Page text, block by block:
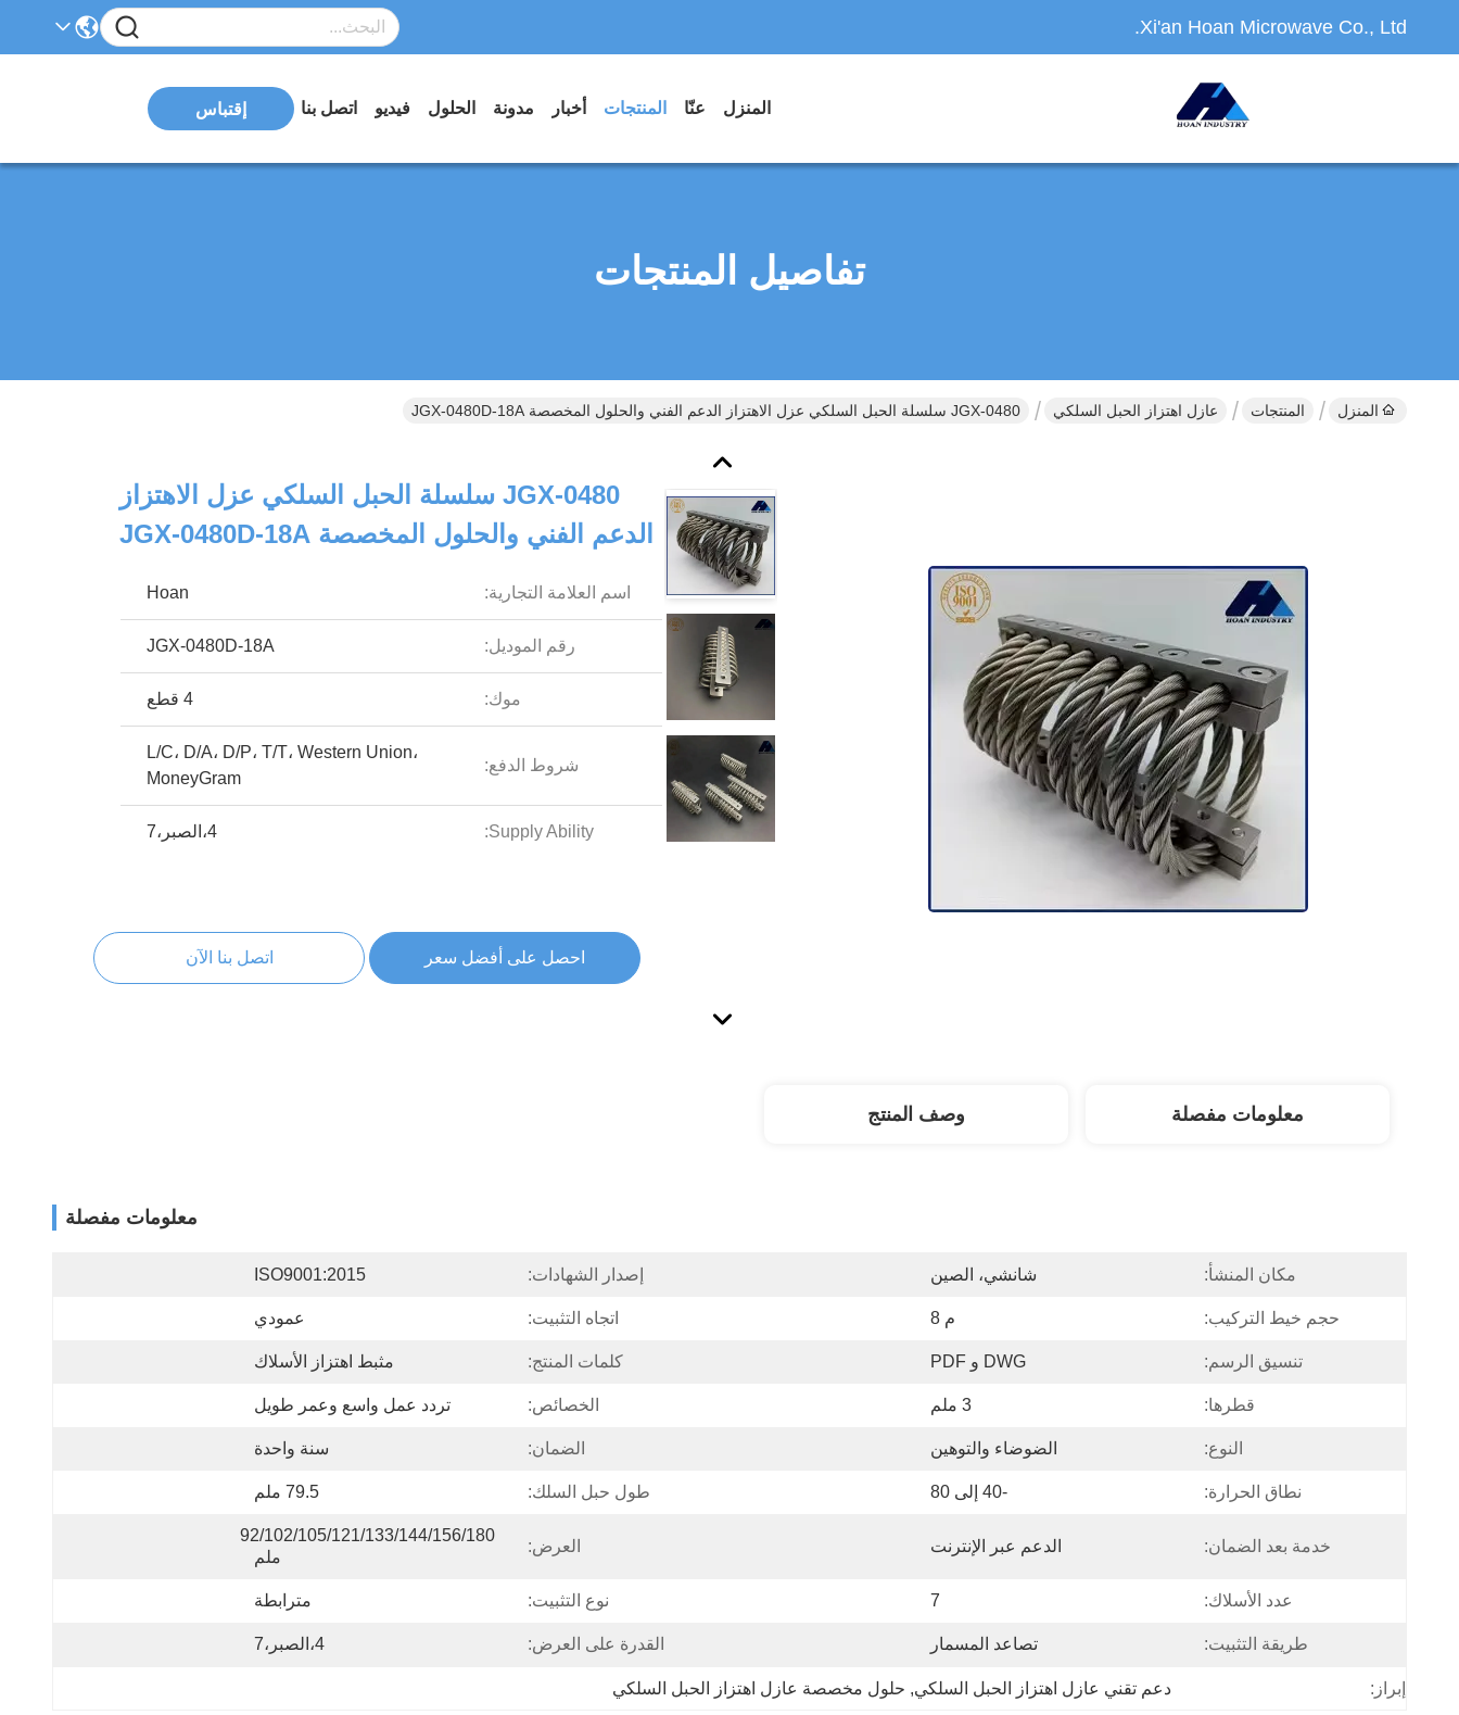
Xi'an Hoan Microwave Co., Ltd.
المنزل عنّا المنتجات أخبار مدونة الحلول فيديو اتصل بنا إقتباس
تفاصيل المنتجات
المنزل المنتجات عازل اهتزاز الحبل السلكي JGX-0480 سلسلة الحبل السلكي عزل الاهتزاز الدعم الفني والحلول المخصصة JGX-0480D-18A
JGX-0480 سلسلة الحبل السلكي عزل الاهتزاز
الدعم الفني والحلول المخصصة JGX-0480D-18A
اسم العلامة التجارية: Hoan
رقم الموديل: JGX-0480D-18A
موك: 4 قطع
شروط الدفع:
L/C، D/A، D/P، T/T، Western Union،
MoneyGram
Supply Ability: 4،الصبر،7
احصل على أفضل سعر اتصل بنا الآن
معلومات مفصلة وصف المنتج
معلومات مفصلة
مكان المنشأ: شانشي، الصين إصدار الشهادات: ISO9001:2015
حجم خيط التركيب: م 8 اتجاه التثبيت: عمودي
تنسيق الرسم: DWG و PDF كلمات المنتج: مثبط اهتزاز الأسلاك
قطرها: 3 ملم الخصائص: تردد عمل واسع وعمر طويل
النوع: الضوضاء والتوهين الضمان: سنة واحدة
نطاق الحرارة: -40 إلى 80 طول حبل السلك: 79.5 ملم
خدمة بعد الضمان: الدعم عبر الإنترنت العرض:
ملم
عدد الأسلاك: 7 نوع التثبيت: مترابطة
طريقة التثبيت: تصاعد المسمار القدرة على العرض: 4،الصبر،7
إبراز: دعم تقني عازل اهتزاز الحبل السلكي, حلول مخصصة عازل اهتزاز الحبل السلكي